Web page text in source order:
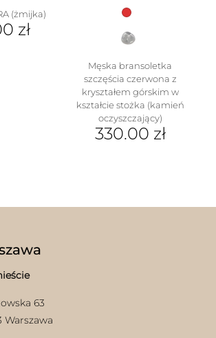
(żmijka)
zł
Męska bransoletka
szczęścia czerwona z
kryształem górskim w
kształcie stożka (kamień
oczyszczający)
330.00 zł
63
Warszawa